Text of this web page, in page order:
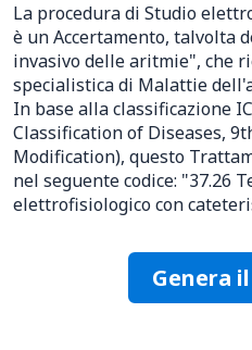
La procedura di Studio
è un Accertamento, talvolta
invasivo delle aritmie", che
specialistica di Malattie
In base alla classificazione
Classification of Diseases,
Modification), questo
nel seguente codice: "37.26
elettrofisiologico con
Genera